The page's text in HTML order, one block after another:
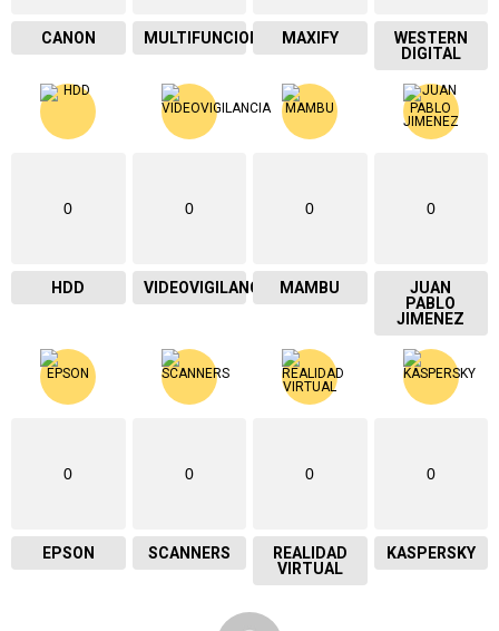
CANON MULTIFUNCIONAL MAXIFY
WESTERN
DIGITAL
0
HDD
0
VIDEOVIGILANCIA
0
MAMBU
0
JUAN
PABLO
JIMENEZ
0
EPSON
0
SCANNERS
0
REALIDAD
VIRTUAL
0
KASPERSKY